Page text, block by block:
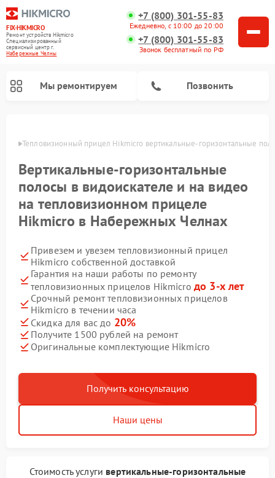
FIX-HIKMICRO
Ремонт устройств Hikmicro
Специализированный
cервисный центр г.
Набережные Челны
+7 (800) 301-55-83
Ежедневно, с 10:00 до 20:00
+7 (800) 301-55-83
Звонок бесплатный по РФ
Мы ремонтируем Позвонить
Тепловизионный прицел Hikmicro вертикальные-горизонтальные
Вертикальные-горизонтальные
полосы в видоискателе и на видео
на тепловизионном прицеле
Hikmicro в Набережных Челнах
Привезем и увезем тепловизионный прицел
Hikmicro собственной доставкой
Гарантия на наши работы по ремонту
тепловизионных прицелов Hikmicro до 3-х лет
Срочный ремонт тепловизионных прицелов
Hikmicro в течении часа
Скидка для вас до 20%
Получите 1500 рублей на ремонт
Оригинальные комплектующие Hikmicro
Получить консультацию
Наши цены
Стоимость услуги вертикальные-горизонтальные